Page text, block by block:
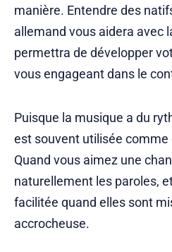
manière. Entendre des
allemand vous aidera avec
permettra de développer
vous engageant dans le
Puisque la musique a du
est souvent utilisée
Quand vous aimez une
naturellement les paroles,
facilitée quand elles sont
accrocheuse.